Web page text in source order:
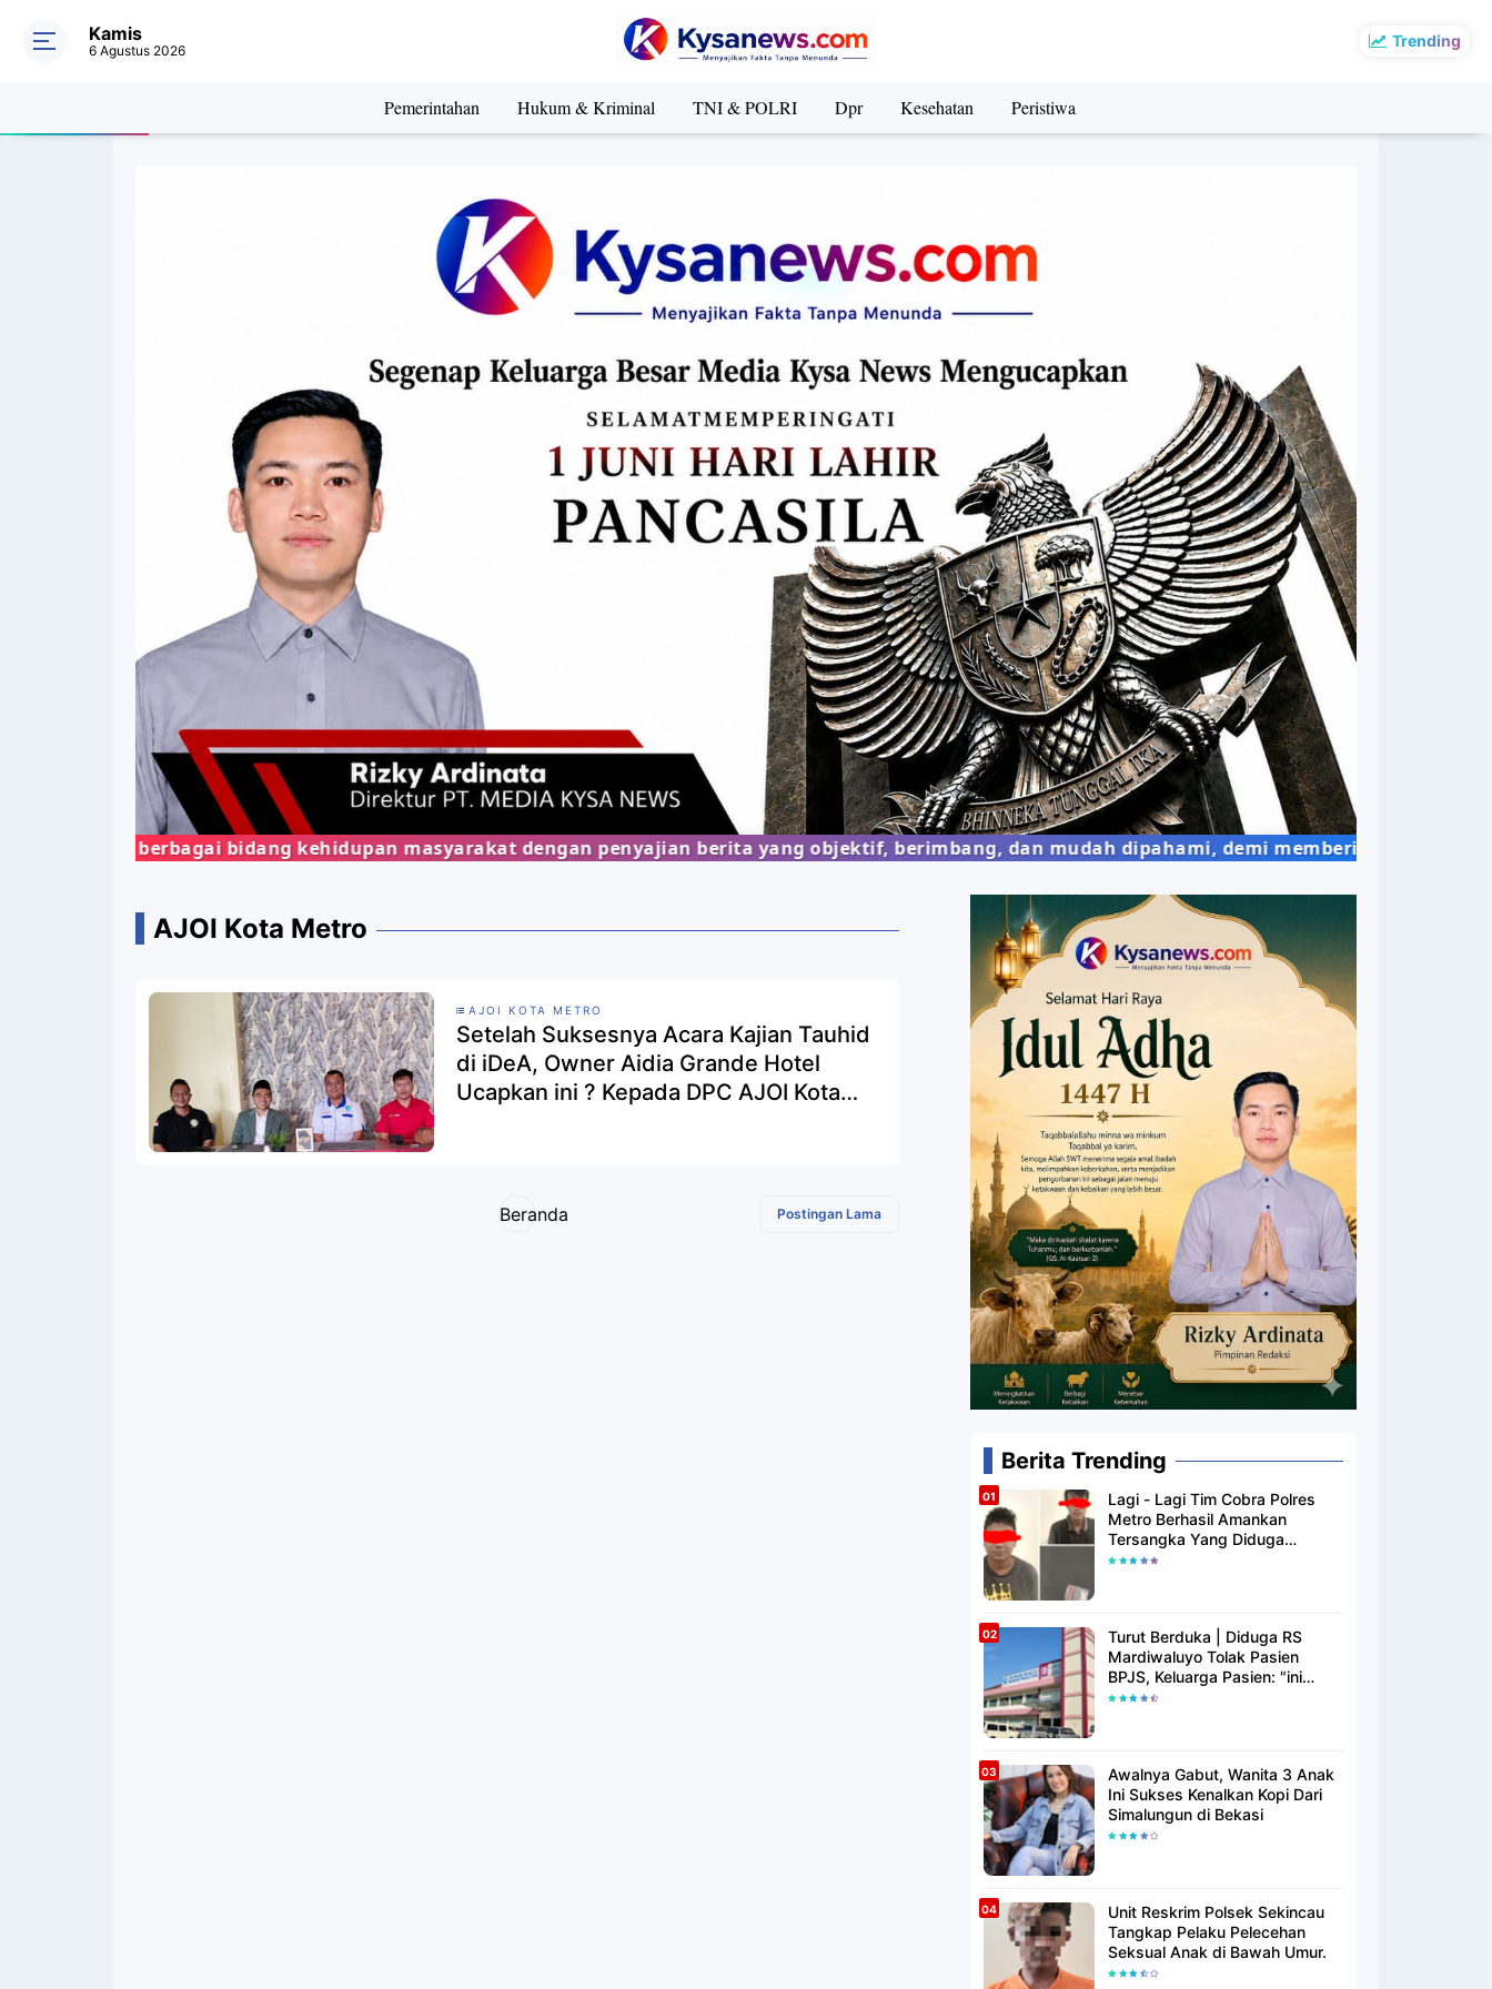
Trending
Kamis
6 Agustus 2026
Pemerintahan Hukum & Kriminal TNI & POLRI Dpr Kesehatan Peristiwa
berbagai bidang kehidupan masyarakat dengan penyajian berita yang objektif, berimbang, dan mudah dipahami, demi memberikan wawasan yang
AJOI Kota Metro
AJOI KOTA METRO
Setelah Suksesnya Acara Kajian Tauhid
di iDeA, Owner Aidia Grande Hotel
Ucapkan ini ? Kepada DPC AJOI Kota
Postingan Lama
Beranda
Berita Trending
Lagi - Lagi Tim Cobra Polres
Metro Berhasil Amankan
Tersangka Yang Diduga
Pengguna Narkotika
Turut Berduka | Diduga RS
Mardiwaluyo Tolak Pasien
BPJS, Keluarga Pasien: "ini
Yang Katanya Bukan Keadaan
Awalnya Gabut, Wanita 3 Anak
Ini Sukses Kenalkan Kopi Dari
Simalungun di Bekasi
Unit Reskrim Polsek Sekincau
Tangkap Pelaku Pelecehan
Seksual Anak di Bawah Umur.